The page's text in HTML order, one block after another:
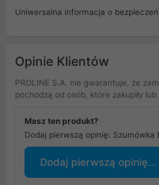
Uniwersalna informacja o
Opinie Klientów
PROLINE S.A. nie gwarantuje, że
pochodzą od osób, które zakupiły
Masz ten produkt?
Dodaj pierwszą opinię: Szumówka
Dodaj pierwszą opinię...